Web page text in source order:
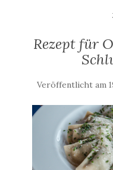
Rezept für
Veröffentlicht am